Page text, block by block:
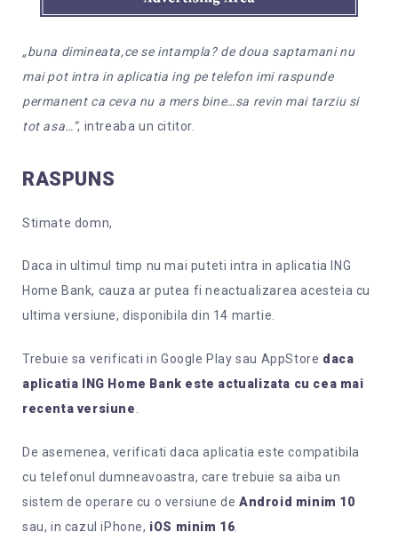
„buna dimineata,ce se intampla? de doua saptamani nu
mai pot intra in aplicatia ing pe telefon imi raspunde
permanent ca ceva nu a mers bine…sa revin mai tarziu si
tot asa…”, intreaba un cititor.
RASPUNS
Stimate domn,
Daca in ultimul timp nu mai puteti intra in aplicatia ING
Home Bank, cauza ar putea fi neactualizarea acesteia cu
ultima versiune, disponibila din 14 martie.
Trebuie sa verificati in Google Play sau AppStore daca
aplicatia ING Home Bank este actualizata cu cea mai
recenta versiune
De asemenea, verificati daca aplicatia este compatibila
cu telefonul dumneavoastra, care trebuie sa aiba un
sistem de operare cu o versiune deAndroid minim 10
sau, in cazul iPhone, iOS minim 16